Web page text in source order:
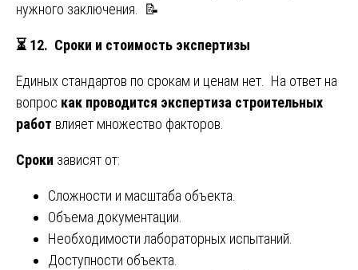
нужного заключения. 📝
⏳ 12. Сроки и стоимость экспертизы
Единых стандартов по срокам и ценам нет. На ответ на
вопрос как проводится экспертиза строительных
работ влияет множество факторов.
Сроки зависят от:
Сложности и масштаба объекта.
Объема документации.
Необходимости лабораторных испытаний.
Доступности объекта.